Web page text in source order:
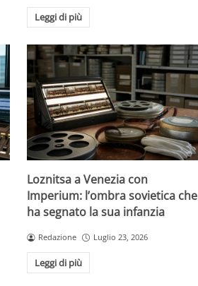
Leggi di più
Loznitsa a Venezia con
Imperium: l’ombra sovietica che
ha segnato la sua infanzia
Redazione Luglio 23, 2026
Leggi di più